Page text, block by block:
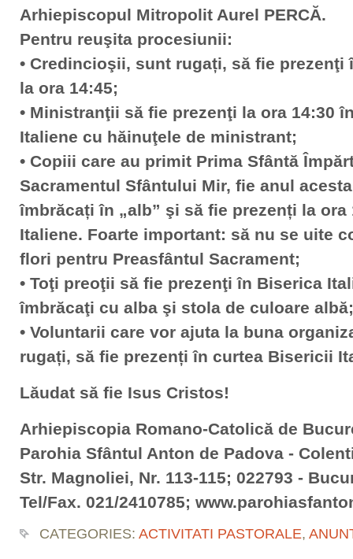
Arhiepiscopul Mitropolit Aurel PERCĂ.
Pentru reuşita procesiunii:
• Credincioşii, sunt rugați, să fie
la ora 14:45;
• Ministranţii să fie prezenţi la ora 14:30
Italiene cu hăinuţele de ministrant;
• Copiii care au primit Prima Sfântă
Sacramentul Sfântului Mir, fie anul
îmbrăcați în „alb” şi să fie prezenți la
Italiene. Foarte important: să nu se uite
flori pentru Preasfântul Sacrament;
• Toţi preoţii să fie prezenţi în Biserica
îmbrăcaţi cu alba şi stola de culoare albă;
• Voluntarii care vor ajuta la buna
rugați, să fie prezenți în curtea Bisericii
Lăudat să fie Isus Cristos!
Arhiepiscopia Romano-Catolică de
Parohia Sfântul Anton de Padova -
Str. Magnoliei, Nr. 113-115; 022793 -
Tel/Fax. 021/2410785;
CATEGORIES: ACTIVITATI PASTORALE,